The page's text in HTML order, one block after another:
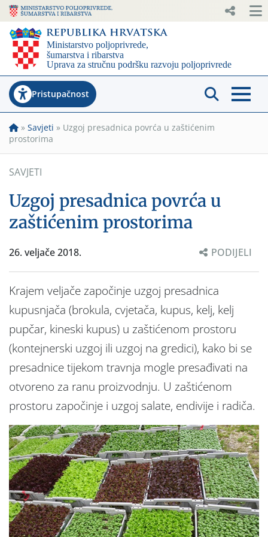
Pristupačnost
» Savjeti » Uzgoj presadnica povrća u zaštićenim
prostorima
SAVJETI
Uzgoj presadnica povrća u
zaštićenim prostorima
26. veljače 2018. PODIJELI
Krajem veljače započinje uzgoj presadnica
kupusnjača (brokula, cvjetača, kupus, kelj, kelj
pupčar, kineski kupus) u zaštićenom prostoru
(kontejnerski uzgoj ili uzgoj na gredici), kako bi se
presadnice tijekom travnja mogle presađivati na
otvoreno za ranu proizvodnju. U zaštićenom
prostoru započinje i uzgoj salate, endivije i radiča.